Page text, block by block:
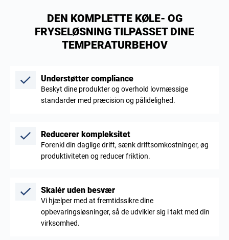
DEN KOMPLETTE KØLE- OG
FRYSELØSNING TILPASSET DINE
TEMPERATURBEHOV
Understøtter compliance
Beskyt dine produkter og overhold lovmæssige
standarder med præcision og pålidelighed.
Reducerer kompleksitet
Forenkl din daglige drift, sænk driftsomkostninger, øg
produktiviteten og reducer friktion.
Skalér uden besvær
Vi hjælper med at fremtidssikre dine
opbevaringsløsninger, så de udvikler sig i takt med din
virksomhed.